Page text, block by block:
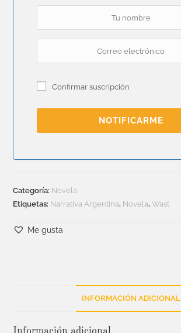
Confirmar suscripción
NOTIFICARME
Categoría: Novela
Etiquetas: Narrativa Argentina, Novela,Wast
Me gusta
INFORMACIÓN ADICIONAL